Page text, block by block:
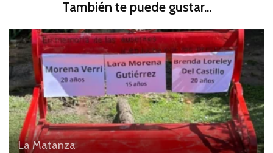
También te puede gustar...
La Matanza